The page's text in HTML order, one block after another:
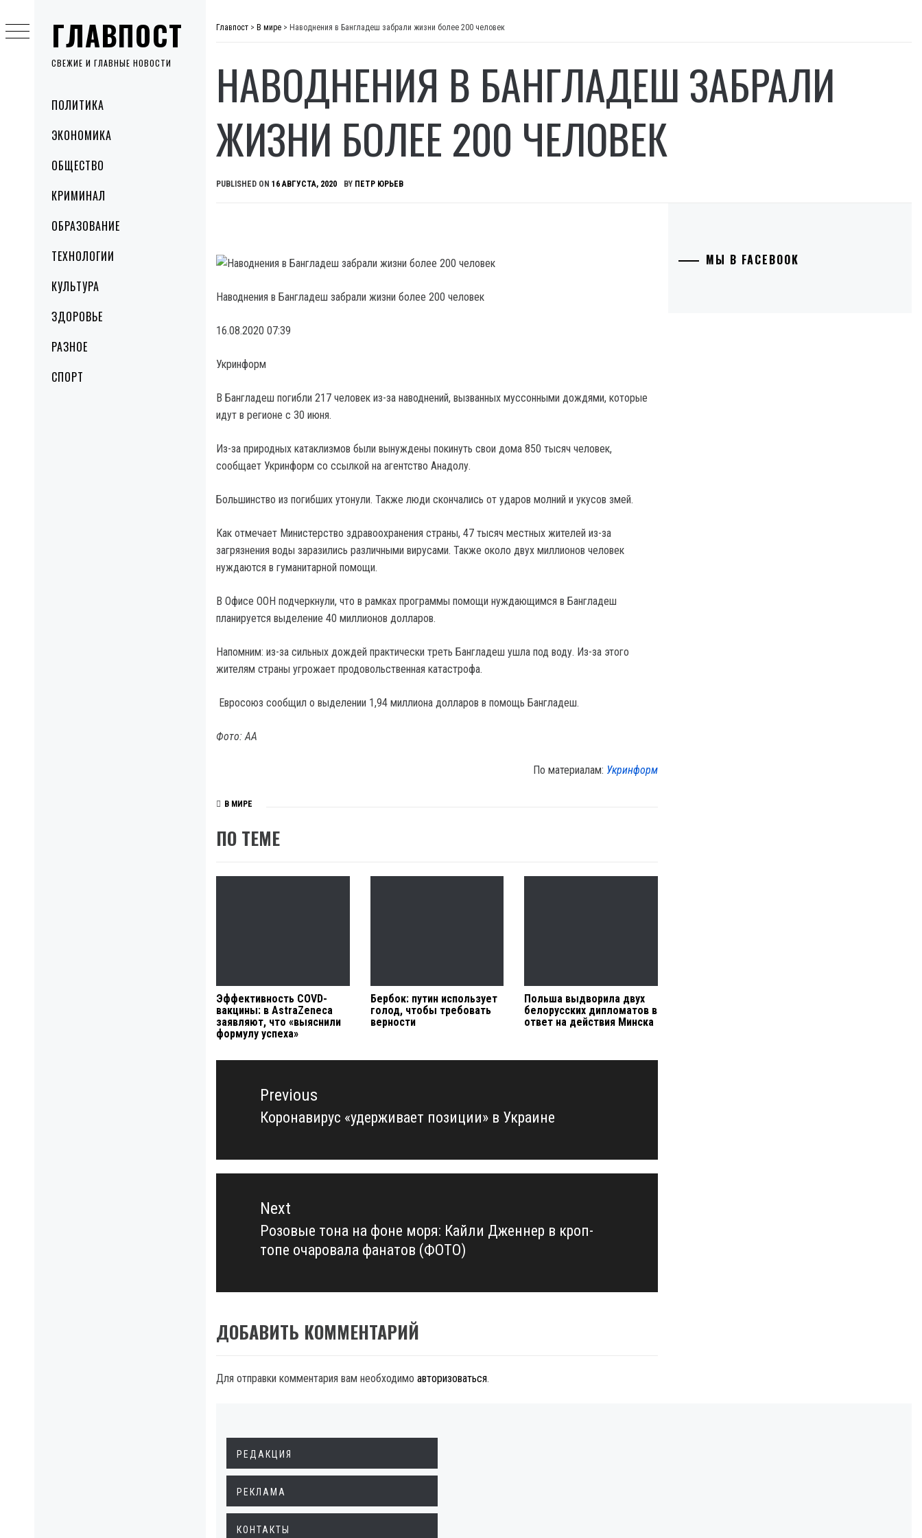
ГЛАВПОСТ
СВЕЖИЕ И ГЛАВНЫЕ НОВОСТИ
MenuПОЛИТИКА
ЭКОНОМИКА
ОБЩЕСТВО
КРИМИНАЛ
ОБРАЗОВАНИЕ
ТЕХНОЛОГИИ
КУЛЬТУРА
ЗДОРОВЬЕ
РАЗНОЕ
СПОРТ
to
content
Главпост > В мире > Наводнения в Бангладеш забрали жизни более 200 человек
НАВОДНЕНИЯ В БАНГЛАДЕШ ЗАБРАЛИ
ЖИЗНИ БОЛЕЕ 200 ЧЕЛОВЕК
PUBLISHED ON 16 АВГУСТА, 2020 BY ПЕТР ЮРЬЕВ
Наводнения в Бангладеш забрали жизни более 200 человек
16.08.2020 07:39
Укринформ
В Бангладеш погибли 217 человек из-за наводнений, вызванных муссонными дождями, которые
идут в регионе с 30 июня.
Из-за природных катаклизмов были вынуждены покинуть свои дома 850 тысяч человек,
сообщает Укринформ со ссылкой на агентство Анадолу.
Большинство из погибших утонули. Также люди скончались от ударов молний и укусов змей.
Как отмечает Министерство здравоохранения страны, 47 тысяч местных жителей из-за
загрязнения воды заразились различными вирусами. Также около двух миллионов человек
нуждаются в гуманитарной помощи.
В Офисе ООН подчеркнули, что в рамках программы помощи нуждающимся в Бангладеш
планируется выделение 40 миллионов долларов.
Напомним: из-за сильных дождей практически треть Бангладеш ушла под воду. Из-за этого
жителям страны угрожает продовольственная катастрофа.
Евросоюз сообщил о выделении 1,94 миллиона долларов в помощь Бангладеш.
Фото: АА
По материалам: Укринформ
В МИРЕ
ПО ТЕМЕ
Эффективность COVD-
вакцины: в AstraZeneca
заявляют, что «выяснили
формулу успеха»
Бербок: путин использует
голод, чтобы требовать
верности
Польша выдворила двух
белорусских дипломатов в
ответ на действия Минска
Навигация
записямPrevious
Previous
Коронавирус «удерживает позиции» в Украине
Next
Next
post:
Розовые тона на фоне моря: Кайли Дженнер в кроп-
топе очаровала фанатов (ФОТО)
ДОБАВИТЬ КОММЕНТАРИЙ
Для отправки комментария вам необходимо авторизоваться.
МЫ В FACEBOOK
РЕДАКЦИЯ
РЕКЛАМА
КОНТАКТЫ